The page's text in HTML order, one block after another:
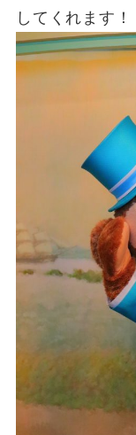
してくれます！